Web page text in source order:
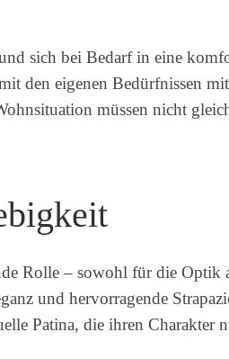
sich bei Bedarf in eine
den eigenen Bedürfnissen
müssen nicht
Rolle – sowohl für die
und hervorragende
Patina, die ihren Charakter